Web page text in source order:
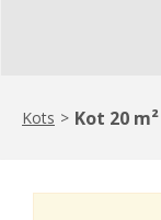
Kots > Kot 20